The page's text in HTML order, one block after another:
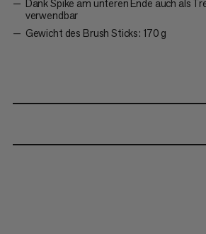
Dank Spike am unteren Ende auch als
verwendbar
Gewicht des Brush Sticks: 170 g